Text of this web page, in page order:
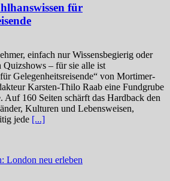
für
einfach nur Wissensbegierig oder
Quizshows – für sie alle ist
Gelegenheitsreisende“ von Mortimer-
Karsten-Thilo Raab eine Fundgrube
160 Seiten schärft das Hardback den
Kulturen und Lebensweisen,
jede [...]
London neu erleben